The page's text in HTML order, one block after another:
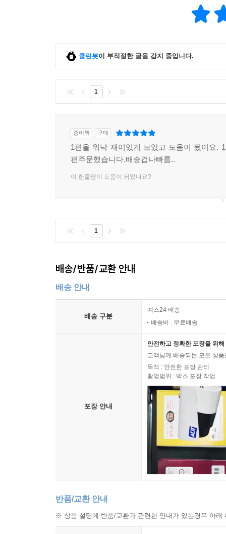
__37.1 앱위젯
38장. 플레이 스토어
완성된 예제의 속성을 정리하고 서명을 작성하
※ 버전 변경 안내 및 추 가 강좌는 http://
클린봇이 부적절한 글을 감지 중입니다.
1
종이책 구매
1편을 워낙 재미있게 보았고 도움이 됬어요.
편주문했습니다.배송겁나빠름..
이 한줄평이 도움이 되었나요?
1
배송/반품/교환 안내
배송 안내
배송 구분
예스24 배송
배송비 : 무료배송
포장 안내
안전하고 정확한 포장을 위
고객님께 배송되는 모든 상
목적 : 안전한 포장 관리
촬영범위 : 박스 포장 작업
반품/교환 안내
※ 상품 설명에 반품/교환과 관련한 안내가 있는경우 아